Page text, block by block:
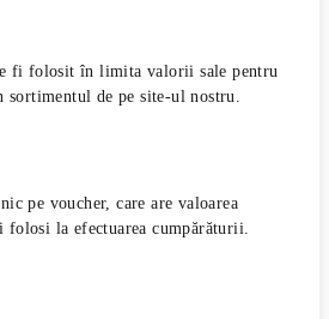
fi folosit în limita valorii salepentru
sortimentul de pe site-ul nostru.
pe voucher, care are valoarea
folosi la efectuarea cumpărăturii.